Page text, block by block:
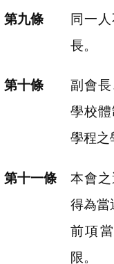
同一
長。
副會
學校
學程之
本會
得為當
前項
限。